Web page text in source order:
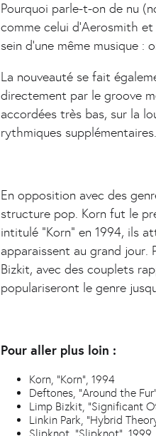
Pourquoi parle-t-on de nu
comme celui d'Aerosmith
sein d'une même musique :
La nouveauté se fait
directement par le groove
accordées très bas, sur la
rythmiques
En opposition avec des
structure pop. Korn fut le
intitulé "Korn" en 1994, ils
apparaissent au grand jour.
Bizkit, avec des couplets
populariseront le genre
Pour aller plus loin :
Korn, "Korn", 1994
Deftones, "Around the
Limp Bizkit, "Significant
Linkin Park, "Hybrid